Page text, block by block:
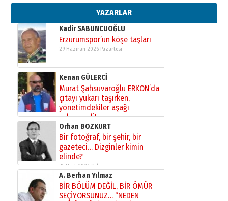
YAZARLAR
02 Ağustos 2026 Pazar
Kadir SABUNCUOĞLU
Erzurumspor’un köşe taşları
29 Haziran 2026 Pazartesi
Kenan GÜLERCİ
Murat Şahsuvaroğlu ERKON’da
çıtayı yukarı taşırken,
yönetimdekiler aşağı
çekmemeli!
17 Şubat 2026 SalıOrhan BOZKURT
Bir fotoğraf, bir şehir, bir
gazeteci… Dizginler kimin
elinde?
31 Mart 2026 Salı
A. Berhan Yılmaz
BİR BÖLÜM DEĞİL, BİR ÖMÜR
SEÇİYORSUNUZ… “NEDEN